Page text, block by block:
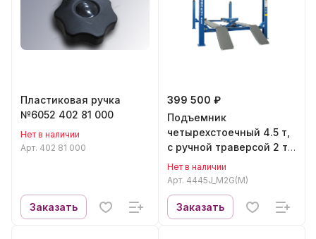
Пластиковая ручка
№6052 402 81 000
Нет в наличии
Арт. 402 81 000
Заказать
399 500 ₽
Подъемник
четырехстоечный 4.5 т,
с ручной траверсой 2 т
N423, 380 В, серый
NORDBERG
Нет в наличии
Арт. 4445J_M2G(M)
Заказать